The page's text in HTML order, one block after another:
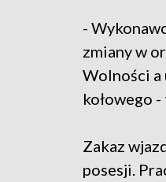
-
zmiany w
Wolności a
kołowego
Zakaz
posesji.